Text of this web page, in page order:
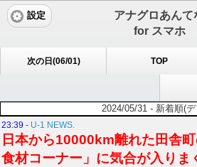
アナグロあんて
for スマホ
設定
次の日(06/01) TOP
2024/05/31 - 新着順(
23:39 - U-1 NEWS.
日本から10000km離れた田舎
食材コーナー」に気合が入りま